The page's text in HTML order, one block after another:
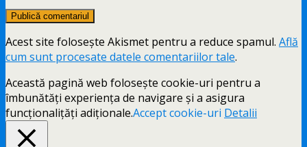
Acest site folosește Akismet pentru a reduce spamul. Află
cum sunt procesate datele comentariilor tale.
Această pagină web folosește cookie-uri pentru a
îmbunătăți experiența de navigare și a asigura
funcționalițăți adiționale.Accept cookie-uri Detalii